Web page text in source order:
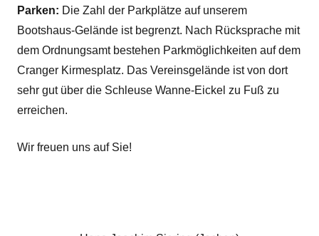
Parken: Die Zahl der Parkplätze auf unserem
Bootshaus-Gelände ist begrenzt. Nach Rücksprache mit
dem Ordnungsamt bestehen Parkmöglichkeiten auf dem
Cranger Kirmesplatz. Das Vereinsgelände ist von dort
sehr gut über die Schleuse Wanne-Eickel zu Fuß zu
erreichen.
Wir freuen uns auf Sie!